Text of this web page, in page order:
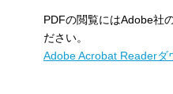
PDFの閲覧にはAdobe社
ださい。
Adobe Acrobat Readerダ